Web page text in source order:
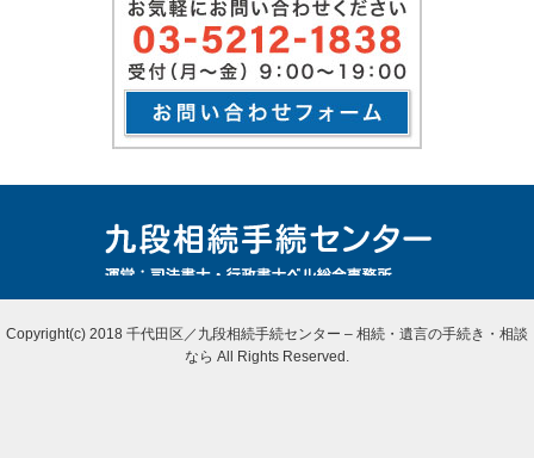
Copyright(c) 2018 千代田区／九段相続手続センター – 相続・遺言の手続き・相談
なら All Rights Reserved.